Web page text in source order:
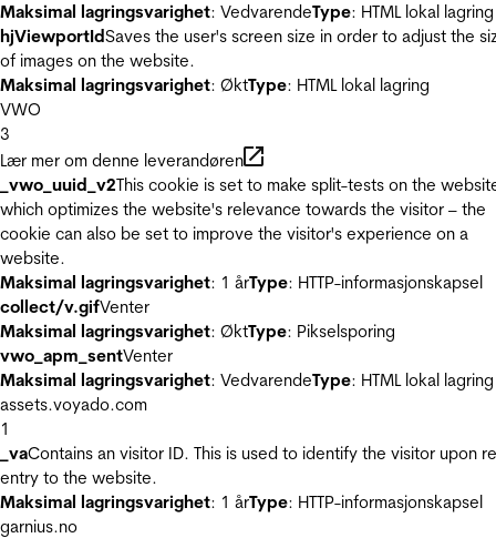
Maksimal lagringsvarighet: VedvarendeType: HTML lokal lagring
hjViewportIdSaves the user's screen size in order to adjust the
of images on the website.
Maksimal lagringsvarighet: ØktType: HTML lokal lagring
VWO
3
Lær mer om denne leverandøren
_vwo_uuid_v2This cookie is set to make split-tests on the
which optimizes the website's relevance towards the visitor – the
cookie can also be set to improve the visitor's experience on a
website.
Maksimal lagringsvarighet: 1 årType: HTTP-informasjonskapsel
collect/v.gifVenter
Maksimal lagringsvarighet: ØktType: Pikselsporing
vwo_apm_sentVenter
Maksimal lagringsvarighet: VedvarendeType: HTML lokal lagring
assets.voyado.com
1
_vaContains an visitor ID. This is used to identify the visitor upon
entry to the website.
Maksimal lagringsvarighet: 1 årType: HTTP-informasjonskapsel
garnius.no